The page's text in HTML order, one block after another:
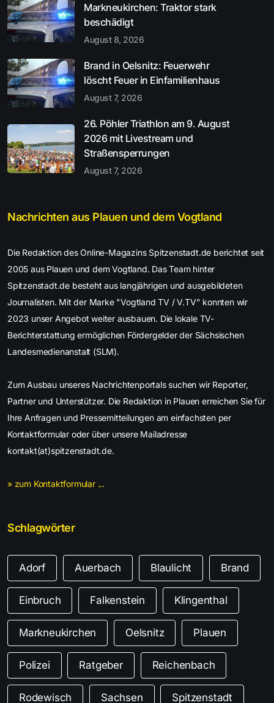
Markneukirchen: Traktor stark
beschädigt
August 8, 2026
Brand in Oelsnitz: Feuerwehr
löscht Feuer in Einfamilienhaus
August 7, 2026
26. Pöhler Triathlon am 9. August
2026 mit Livestream und
Straßensperrungen
August 7, 2026
Nachrichten aus Plauen und dem Vogtland
Die Redaktion des Online-Magazins Spitzenstadt.de berichtet seit
2005 aus Plauen und dem Vogtland. Das Team hinter
Spitzenstadt.de besteht aus langjährigen und ausgebildeten
Journalisten. Mit der Marke "Vogtland TV / V.TV" konnten wir
2023 unser Angebot weiter ausbauen. Die lokale TV-
Berichterstattung ermöglichen Fördergelder der Sächsischen
Landesmedienanstalt (SLM).
Zum Ausbau unseres Nachrichtenportals suchen wir Reporter,
Partner und Unterstützer. Die Redaktion in Plauen erreichen Sie für
Ihre Anfragen und Pressemitteilungen am einfachsten per
Kontaktformular oder über unsere Mailadresse
kontakt(at)spitzenstadt.de.
» zum Kontaktformular ...
Schlagwörter
Adorf Auerbach Blaulicht Brand
Einbruch Falkenstein Klingenthal
Markneukirchen Oelsnitz Plauen
Polizei Ratgeber Reichenbach
Rodewisch Sachsen Spitzenstadt